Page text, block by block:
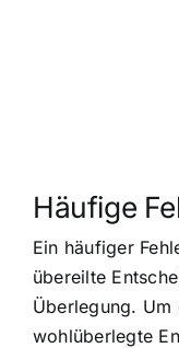
Häufige
Ein häufiger
übereilte
Überlegung.
wohlüberlegte